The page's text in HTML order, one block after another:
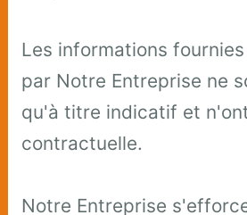
Les informations
par Notre Entreprise ne
qu'à titre indicatif et
contractuelle.
Notre Entreprise